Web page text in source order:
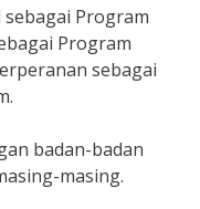
Program
Program
sebagai
badan-badan
masing.